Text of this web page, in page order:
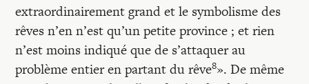
extraordinairement grand et le symbolisme des
rêves n’en n’est qu’un petite province ; et rien
n’est moins indiqué que de s’attaquer au
problème entier en partant du rêve8». De même